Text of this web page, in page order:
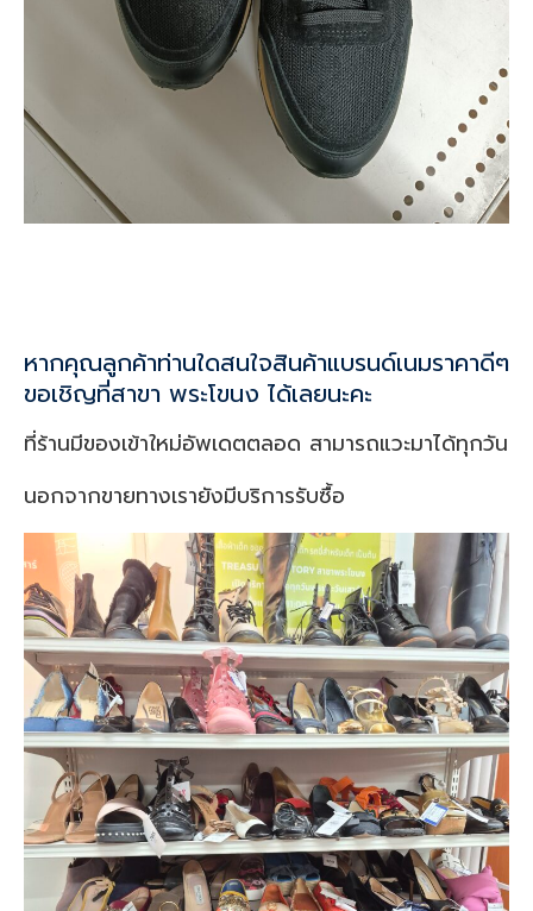
หากคุณลูกค้าท่านใดสนใจสินค้าแบรนด์เนมราคาดีๆ
ขอเชิญที่สาขา พระโขนง ได้เลยนะคะ
ที่ร้านมีของเข้าใหม่อัพเดตตลอด สามารถแวะมาได้ทุกวัน
นอกจากขายทางเรายังมีบริการรับซื้อ